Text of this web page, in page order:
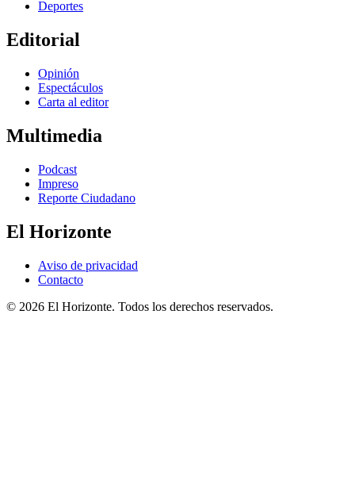
Deportes
Editorial
Opinión
Espectáculos
Carta al editor
Multimedia
Podcast
Impreso
Reporte Ciudadano
El Horizonte
Aviso de privacidad
Contacto
© 2026 El Horizonte. Todos los derechos reservados.